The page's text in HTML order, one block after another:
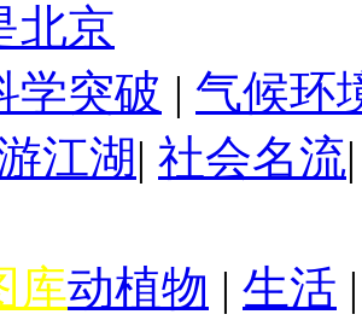
北京
学突破 | 气候环
江湖| 社会名流
库动植物 | 生活